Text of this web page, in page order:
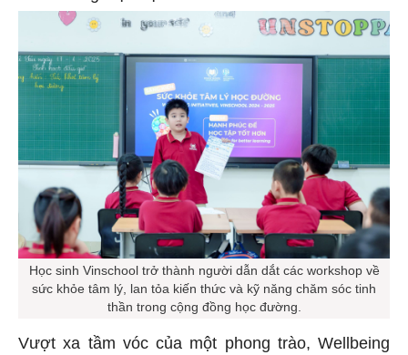
Học sinh Vinschool trở thành người dẫn dắt các workshop về
sức khỏe tâm lý, lan tỏa kiến thức và kỹ năng chăm sóc tinh
thần trong cộng đồng học đường.
Vượt xa tầm vóc của một phong trào, Wellbeing